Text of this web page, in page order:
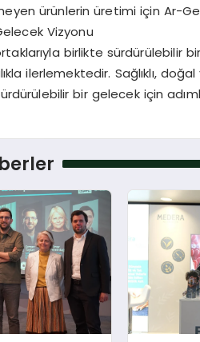
ürünlerin üretimi için Ar-
Vizyonu
birlikte sürdürülebilir
ilerlemektedir. Sağlıklı,
bir gelecek için